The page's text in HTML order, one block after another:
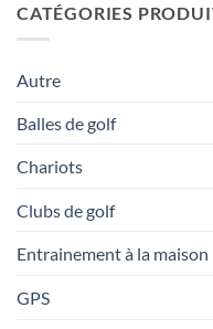
CATÉGORIES
Autre
Balles de golf
Chariots
Clubs de golf
Entrainement à la maison
GPS